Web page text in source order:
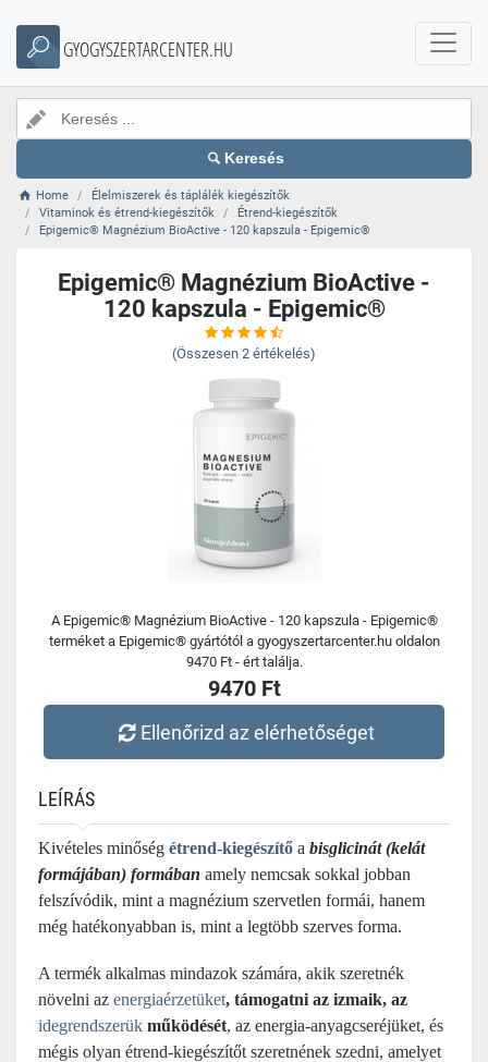
GYOGYSZERTARCENTER.HU
Keresés
Home
Élelmiszerek és táplálék kiegészítők
Vitaminok és étrend-kiegészítők
Étrend-kiegészítők
Epigemic® Magnézium BioActive - 120 kapszula - Epigemic®
Epigemic® Magnézium BioActive -
120 kapszula - Epigemic®
(Összesen 2 értékelés)
A Epigemic® Magnézium BioActive - 120 kapszula - Epigemic®
terméket a Epigemic® gyártótól a gyogyszertarcenter.hu oldalon
9470 Ft - ért találja.
9470 Ft
Ellenőrizd az elérhetőséget
LEÍRÁS
Kivételes minőség étrend-kiegészítő a bisglicinát (kelát
formájában) formában amely nemcsak sokkal jobban
felszívódik, mint a magnézium szervetlen formái, hanem
még hatékonyabban is, mint a legtöbb szerves forma.
A termék alkalmas mindazok számára, akik szeretnék
növelni az energiaérzetüket, támogatni az izmaik, az
idegrendszerük működését, az energia-anyagcseréjüket, és
mégis olyan étrend-kiegészítőt szeretnének szedni, amelyet